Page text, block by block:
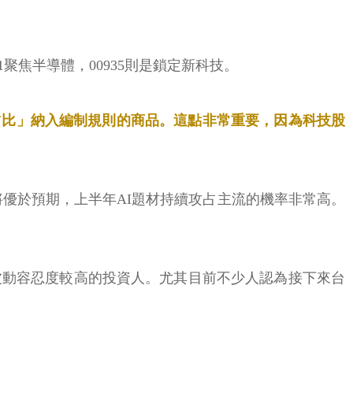
焦半導體，00935則是鎖定新科技。
」納入編制規則的商品。這點非常重要，因為科技股
於預期，上半年AI題材持續攻占主流的機率非常高。
容忍度較高的投資人。尤其目前不少人認為接下來台